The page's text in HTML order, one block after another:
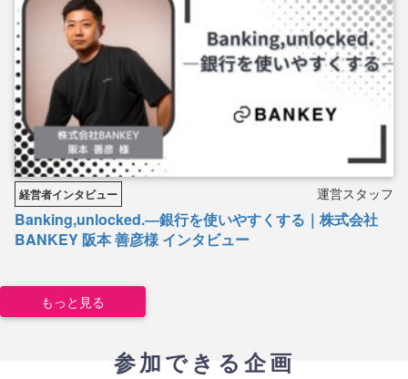
経営者インタビュー 運営スタッフ
Banking,unlocked.―銀行を使いやすくする｜株式会社
BANKEY 阪本 善彦様 インタビュー
もっと見る
参加できる企画